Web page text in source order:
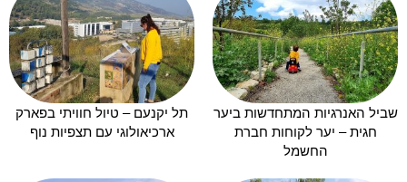
שביל האנרגיות המתחדשות ביער
חגית – יער לקוחות חברת
החשמל
תל יקנעם – טיול חוויתי בפארק
ארכיאולוגי עם תצפיות נוף